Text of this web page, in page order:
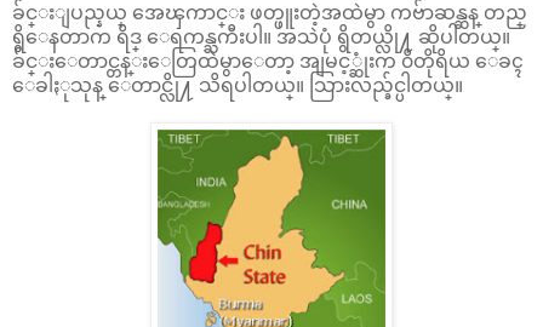
ခ်င္းျပည္နယ္ အေၾကာင္း ဖတ္ဖူးတဲ့အထဲမွာ ကဗ်ာဆန္ဆန္ တည္
ရွိေနတာက ရိဒ္ ေရကန္ႀကီးပါ။ အသဲပုံ ရွိတယ္လို႔ ဆိုပါတယ္။
ခ်င္းေတာင္တန္းေတြထဲမွာေတာ့ အျမင့္ဆုံးက ၀ိတိုရိယ ေခၚ
ေခါႏုသုန္ ေတာင္လို႔ သိရပါတယ္။ သြားလည္ခ်င္ပါတယ္။